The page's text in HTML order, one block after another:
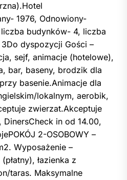
1976, Odnowiony-
budynków- 4, liczba
dyspozycji Gości –
sejf, animacje (hotelowe),
bar, baseny, brodzik dla
basenie.Animacje dla
lokalnym, aerobik,
zwierzat.Akceptuje
DinersCheck in od 14.00,
2-OSOBOWY –
Wyposażenie –
łazienka z
taras. Maksymalne